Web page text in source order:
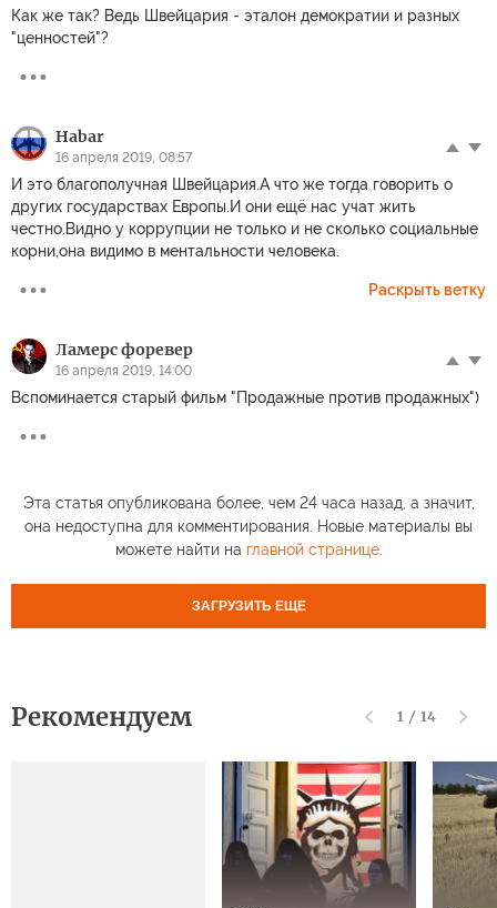
Как же так? Ведь Швейцария - эталон демократии и разных
"ценностей"?
Habar
16 апреля 2019, 08:57
И это благополучная Швейцария.А что же тогда говорить о
других государствах Европы.И они ещё нас учат жить
честно.Видно у коррупции не только и не сколько социальные
корни,она видимо в ментальности человека.
Раскрыть ветку
Ламерс форевер
16 апреля 2019, 14:00
Вспоминается старый фильм "Продажные против продажных")
Эта статья опубликована более, чем 24 часа назад, а значит,
она недоступна для комментирования. Новые материалы вы
можете найти на главной странице.
ЗАГРУЗИТЬ ЕЩЕ
Рекомендуем 1 / 14